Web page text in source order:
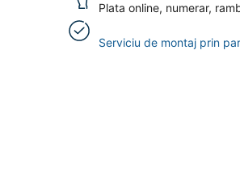
Plata online, numerar,
Serviciu de montaj prin